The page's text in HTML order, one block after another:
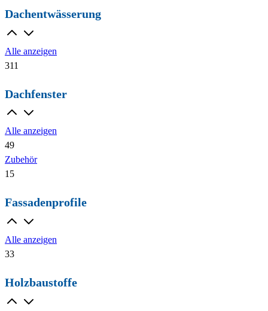
Dachentwässerung
Alle anzeigen
311
Dachfenster
Alle anzeigen
49
Zubehör
15
Fassadenprofile
Alle anzeigen
33
Holzbaustoffe